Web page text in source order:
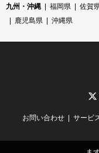
九州・沖縄
福岡県 佐賀
鹿児島県
沖縄県
TikTok
お問い合わせ サービ